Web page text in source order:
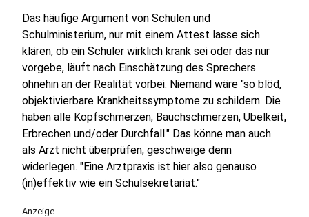
Das häufige Argument von Schulen und
Schulministerium, nur mit einem Attest lasse sich
klären, ob ein Schüler wirklich krank sei oder das nur
vorgebe, läuft nach Einschätzung des Sprechers
ohnehin an der Realität vorbei. Niemand wäre "so blöd,
objektivierbare Krankheitssymptome zu schildern. Die
haben alle Kopfschmerzen, Bauchschmerzen, Übelkeit,
Erbrechen und/oder Durchfall." Das könne man auch
als Arzt nicht überprüfen, geschweige denn
widerlegen. "Eine Arztpraxis ist hier also genauso
(in)effektiv wie ein Schulsekretariat."
Anzeige